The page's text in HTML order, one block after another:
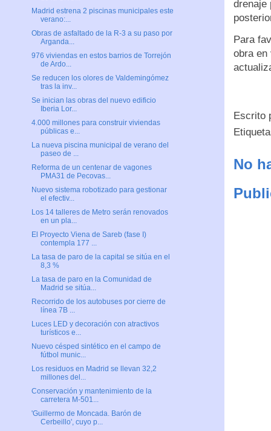
drenaje
Para
obra en
Escrito
No
Madrid estrena 2 piscinas municipales este
verano:...
Obras de asfaltado de la R-3 a su paso por
Arganda...
976 viviendas en estos barrios de Torrejón
de Ardo...
Se reducen los olores de Valdemingómez
tras la inv...
Se inician las obras del nuevo edificio
Iberia Lor...
4.000 millones para construir viviendas
públicas e...
La nueva piscina municipal de verano del
paseo de ...
Reforma de un centenar de vagones
PMA31 de Pecovas...
Nuevo sistema robotizado para gestionar
el efectiv...
Los 14 talleres de Metro serán renovados
en un pla...
El Proyecto Viena de Sareb (fase I)
contempla 177 ...
La tasa de paro de la capital se sitúa en el
8,3 %
La tasa de paro en la Comunidad de
Madrid se sitúa...
Recorrido de los autobuses por cierre de
línea 7B ...
Luces LED y decoración con atractivos
turísticos e...
Nuevo césped sintético en el campo de
fútbol munic...
Los residuos en Madrid se llevan 32,2
millones del...
Conservación y mantenimiento de la
carretera M-501...
'Guillermo de Moncada. Barón de
Cerbeillo', cuyo p...